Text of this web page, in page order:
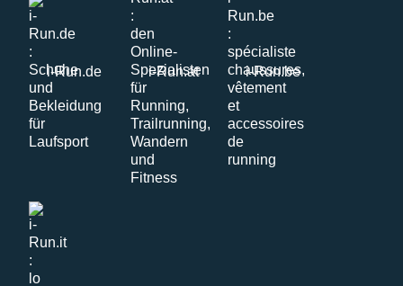
i-Run.de i-Run.at i-Run.be